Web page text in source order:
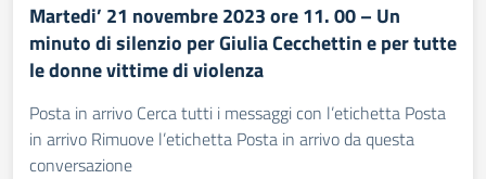
Martedi’ 21 novembre 2023 ore 11. 00 – Un
minuto di silenzio per Giulia Cecchettin e per tutte
le donne vittime di violenza
Posta in arrivo Cerca tutti i messaggi con l’etichetta Posta
in arrivo Rimuove l’etichetta Posta in arrivo da questa
conversazione